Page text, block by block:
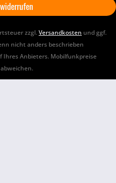
zzgl.Versandkosten und ggf.
nicht anders beschrieben
Anbieters. Mobilfunkpreise